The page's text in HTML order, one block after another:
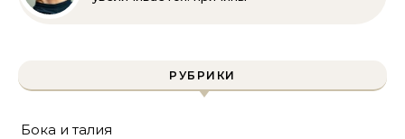
РУБРИКИ
Бока и талия